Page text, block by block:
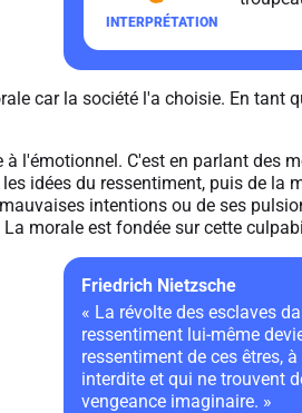
car la société l'a choisie. En tant
l'émotionnel. C'est en parlant des
idées du ressentiment, puis de la
intentions ou de ses
morale est fondée sur cette
« La révolte des esclaves
ressentiment lui-même
ressentiment de ces êtres,
interdite et qui ne trouvent
vengeance imaginaire. »
Friedrich Nietzsche